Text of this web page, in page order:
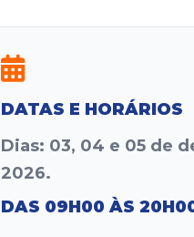
DATAS E HORÁRIOS
Dias: 03, 04 e 05 de
2026.
DAS 09H00 ÀS